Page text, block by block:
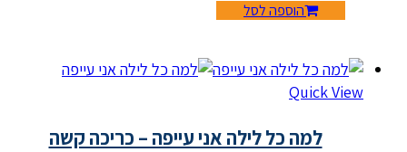
הוספה לסל
Quick View
למה כל לילה אני עייפה – כריכה קשה